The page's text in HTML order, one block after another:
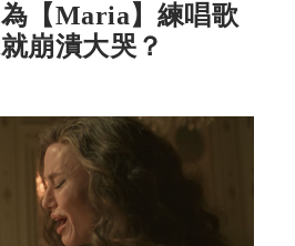
【Maria】練唱歌
崩潰大哭？